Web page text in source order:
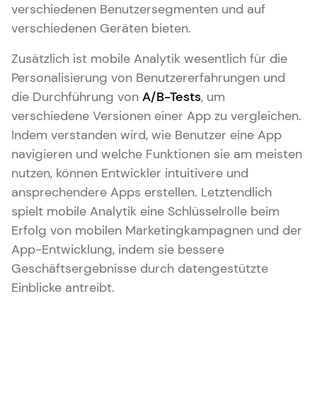
verschiedenen Benutzersegmenten und auf
verschiedenen Geräten bieten.
Zusätzlich ist mobile Analytik wesentlich für die
Personalisierung von Benutzererfahrungen und
die Durchführung von A/B-Tests, um
verschiedene Versionen einer App zu vergleichen.
Indem verstanden wird, wie Benutzer eine App
navigieren und welche Funktionen sie am meisten
nutzen, können Entwickler intuitivere und
ansprechendere Apps erstellen. Letztendlich
spielt mobile Analytik eine Schlüsselrolle beim
Erfolg von mobilen Marketingkampagnen und der
App-Entwicklung, indem sie bessere
Geschäftsergebnisse durch datengestützte
Einblicke antreibt.